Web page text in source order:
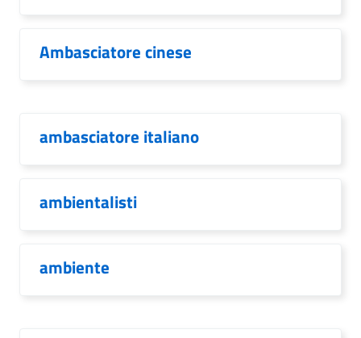
Ambasciatore cinese
ambasciatore italiano
ambientalisti
ambiente